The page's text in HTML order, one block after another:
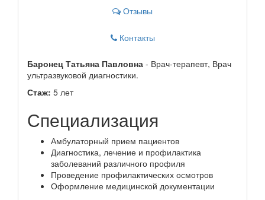
Отзывы
Контакты
Баронец Татьяна Павловна - Врач-терапевт, Врач
ультразвуковой диагностики.
Стаж: 5 лет
Специализация
Амбулаторный прием пациентов
Диагностика, лечение и профилактика
заболеваний различного профиля
Проведение профилактических осмотров
Оформление медицинской документации